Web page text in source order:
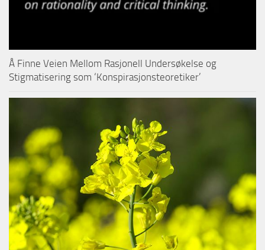
Å Finne Veien Mellom Rasjonell Undersøkelse og
Stigmatisering som ‘Konspirasjonsteoretiker’